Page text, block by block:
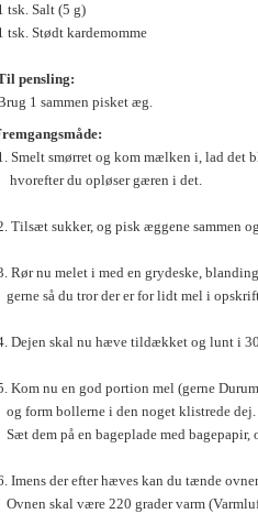
tsk. Salt (5 g)
tsk. Stødt kardemomme
pensling:
1 sammen pisket æg.
Smelt smørret og kom mælken i, lad det
hvorefter du opløser gæren i det.
Tilsæt sukker, og pisk æggene sammen
Rør nu melet i med en grydeske,
gerne så du tror der er for lidt mel i
Dejen skal nu hæve tildækket og lunt i
Kom nu en god portion mel (gerne
og form bollerne i den noget klistrede dej.
Sæt dem på en bageplade med
Imens der efter hæves kan du tænde
Ovnen skal være 220 grader varm